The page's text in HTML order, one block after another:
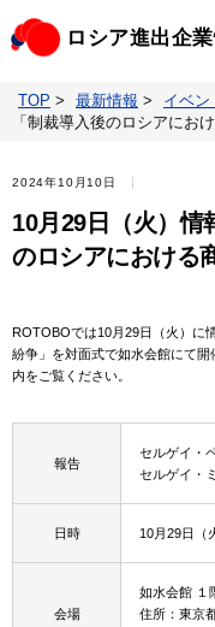
ロシア進出企
TOP
ビジネスニュースクリップ
ロシア情報データベース
TOP > 最新情報 > イベン
「制裁導入後のロシアにお
2024年10月10日
10月29日（火）情
のロシアにおける
ROTOBOでは10月29日（火）に
紛争」を対面式で如水会館にて
内をご覧ください。
報告
セルゲイ・
セルゲイ・
日時 10月29日（
会場
如水会館 １
住所：東京